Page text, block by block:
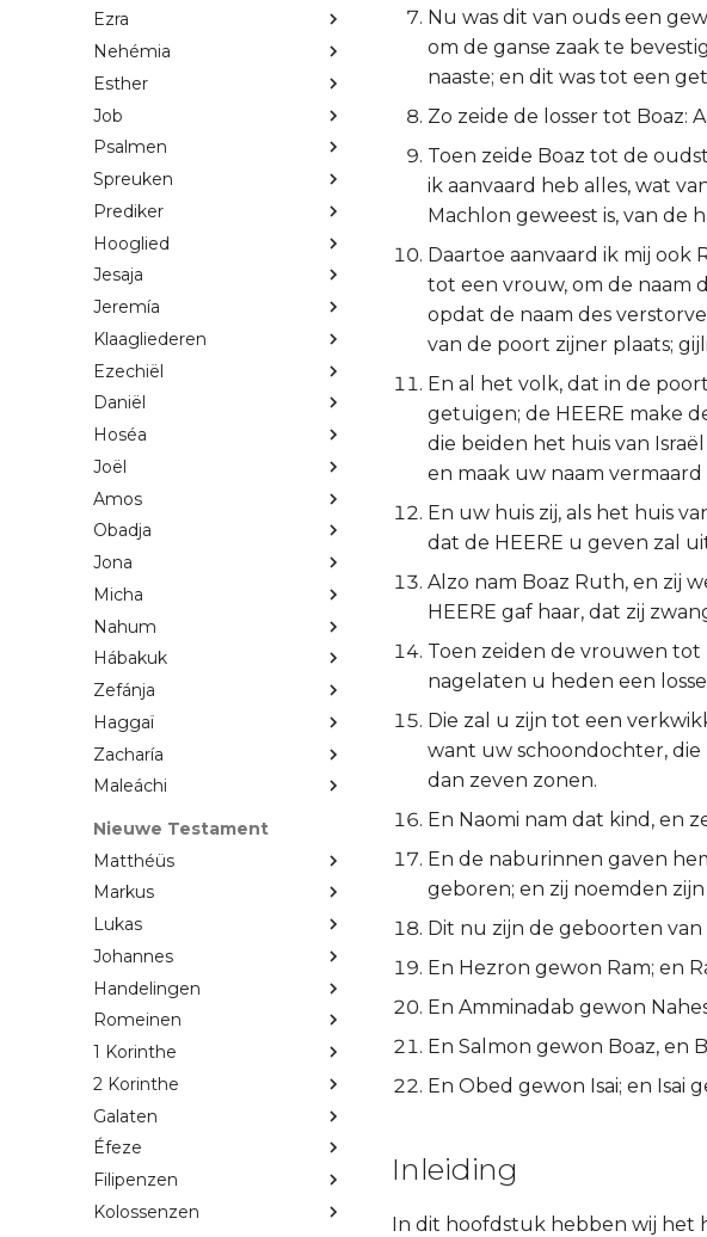
Ezra
Nehémia
Esther
Job
Psalmen
Spreuken
Prediker
Hooglied
Jesaja
Jeremía
Klaagliederen
Ezechiël
Daniël
Hoséa
Joël
Amos
Obadja
Jona
Micha
Nahum
Hábakuk
Zefánja
Haggaï
Zacharía
Maleáchi
Nieuwe Testament
Matthéüs
Markus
Lukas
Johannes
Handelingen
Romeinen
1 Korinthe
2 Korinthe
Galaten
Éfeze
Filipenzen
Kolossenzen
Nu was dit van ouds een
om de ganse zaak te
naaste; en dit was tot een
Zo zeide de losser tot Boaz:
Toen zeide Boaz tot de
ik aanvaard heb alles, wat
Machlon geweest is, van de
Daartoe aanvaard ik mij ook
tot een vrouw, om de naam
opdat de naam des
van de poort zijner plaats;
En al het volk, dat in de
getuigen; de HEERE make
die beiden het huis van
en maak uw naam
En uw huis zij, als het huis
dat de HEERE u geven zal
Alzo nam Boaz Ruth, en zij
HEERE gaf haar, dat zij
Toen zeiden de vrouwen tot
nagelaten u heden een
Die zal u zijn tot een
want uw schoondochter,
dan zeven zonen.
En Naomi nam dat kind, en
En de naburinnen gaven
geboren; en zij noemden zijn
Dit nu zijn de geboorten
En Hezron gewon Ram; en
En Amminadab gewon
En Salmon gewon Boaz, en
En Obed gewon Isai; en Isai
Inleiding
In dit hoofdstuk hebben wij het